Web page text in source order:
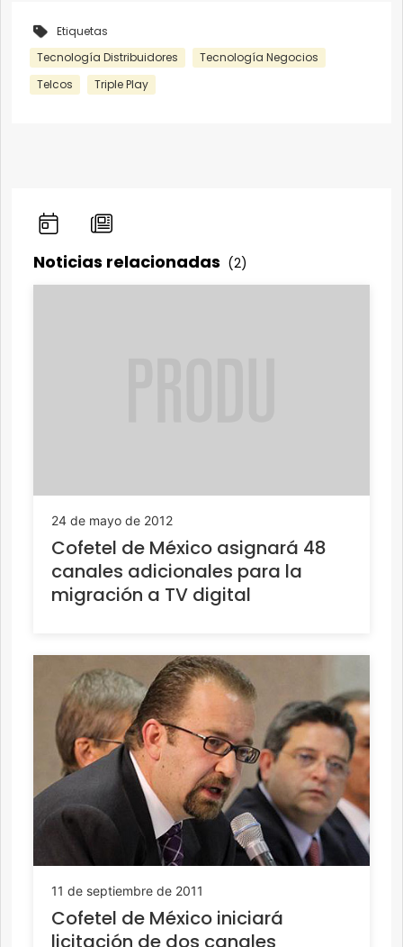
Etiquetas
Tecnología Distribuidores
Tecnología Negocios
Telcos
Triple Play
Noticias relacionadas (2)
24 de mayo de 2012
Cofetel de México asignará 48
canales adicionales para la
migración a TV digital
11 de septiembre de 2011
Cofetel de México iniciará
licitación de dos canales